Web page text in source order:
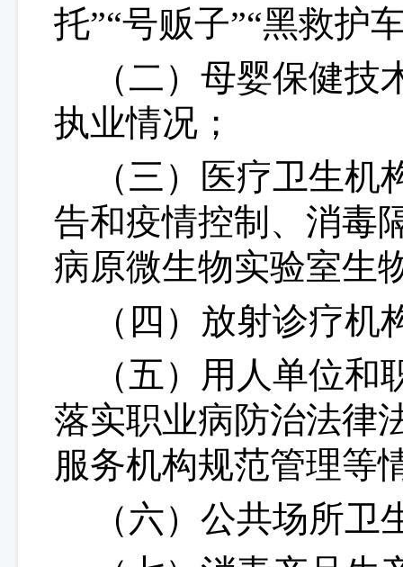
托”“号贩子”“黑救护
（二）母婴保健
执业情况；
（三）医疗卫生
告和疫情控制、消毒
病原微生物实验室生
（四）放射诊疗
（五）用人单位
落实职业病防治法律
服务机构规范管理等
（六）公共场所卫